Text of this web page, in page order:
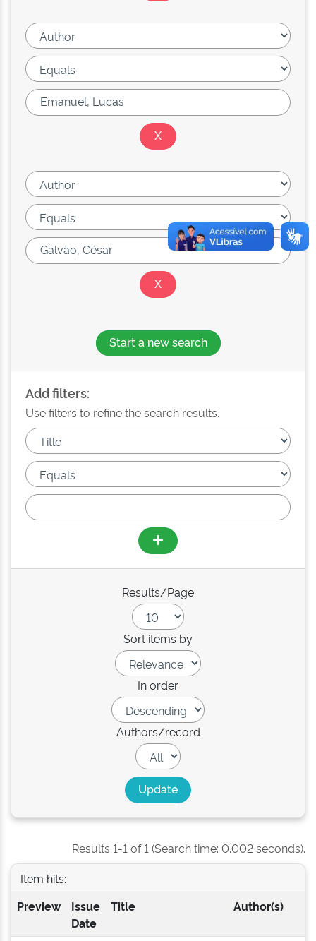
Start a new search
Add filters:
Use filters to refine the search results.
Results/Page
Sort items by
In order
Authors/record
Results 1-1 of 1 (Search time: 0.002 seconds).
Item hits:
Preview
Issue
Date
Title Author(s)